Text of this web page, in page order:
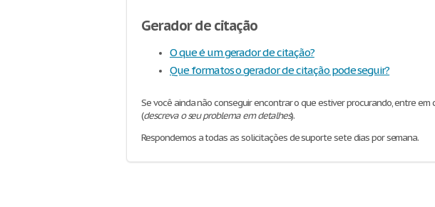
Gerador de citação
O que é um gerador de citação?
Que formatos o gerador de citação pode seguir?
Se você ainda não conseguir encontrar o que estiver procurando, entre
(descreva o seu problema em detalhes).
Respondemos a todas as solicitações de suporte sete dias por semana.